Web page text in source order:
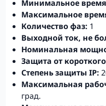
Минимальное
Максимальное
Количество фаз: 1
Выходной ток, не
Номинальная
Защита от
Степень защиты IP:
Максимальная
град.